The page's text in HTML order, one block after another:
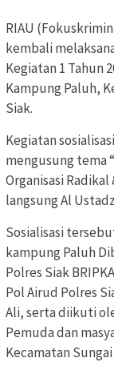
RIAU
kembali
Kegiatan 1 Tahun
Kampung Paluh,
Siak.
Kegiatan
mengusung tema
Organisasi
langsung Al
Sosialisasi
kampung Paluh
Polres Siak
Pol Airud Polres
Ali, serta diikuti
Pemuda dan
Kecamatan